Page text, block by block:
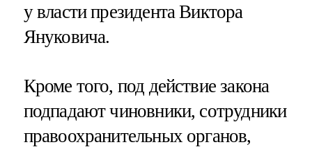
у власти президента Виктора
Януковича.
Кроме того, под действие закона
подпадают чиновники, сотрудники
правоохранительных органов,